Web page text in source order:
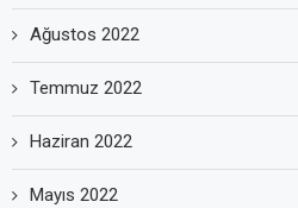
Ağustos 2022
Temmuz 2022
Haziran 2022
Mayıs 2022